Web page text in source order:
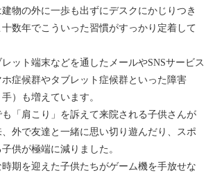
物の外に一歩も出ずにデスクにかじりつき
数年でこういった習慣がすっかり定着して
ット端末などを通したメールやSNSサービス
症候群やタブレット症候群といった障害
）も増えています。
「肩こり」を訴えて来院される子供さんが
外で友達と一緒に思い切り遊んだり、スポ
供が極端に減りました。
期を迎えた子供たちがゲーム機を手放せな